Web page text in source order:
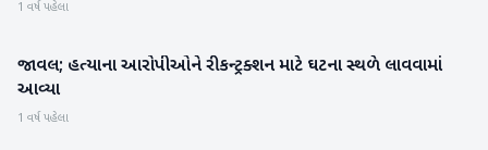
1 વર્ષ પહેલા
બનાસકાંઠા
જાવલ; હત્યાના આરોપીઓને રીકન્ટ્રક્શન માટે ઘટના સ્થળે લાવવામાં
આવ્યા
1 વર્ષ પહેલા